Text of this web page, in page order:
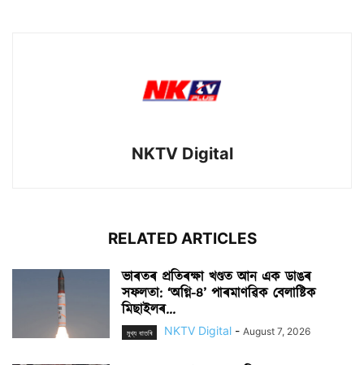
NKTV Digital
RELATED ARTICLES
ভাৰতৰ প্ৰতিৰক্ষা খণ্ডত আন এক ডাঙৰ
সফলতা: ‘অগ্নি-৪’ পাৰমাণৱিক বেলাষ্টিক
মিছাইলৰ...
মুখ্য বাতৰি NKTV Digital - August 7, 2026